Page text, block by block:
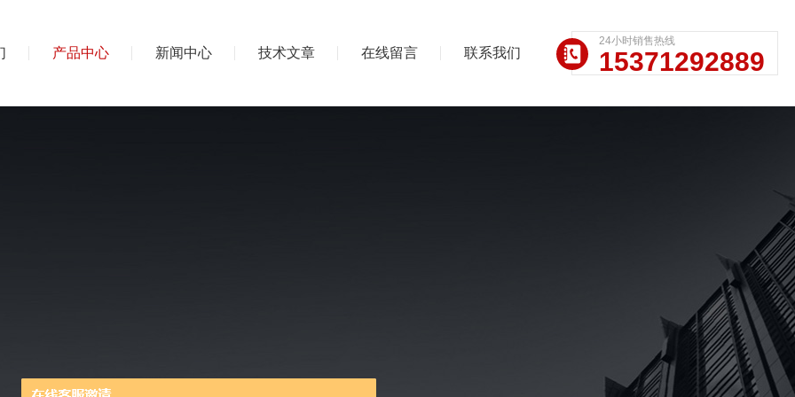
产品中心 新闻中心 技术文章 在线留言 联系我们
24小时销售热线
15371292889